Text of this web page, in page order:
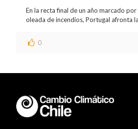
En la recta final de un año marcado
oleada de incendios, Portugal afronta
0